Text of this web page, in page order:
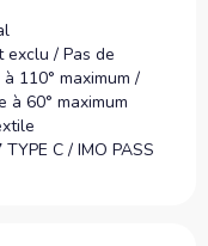
exclu / Pas de
110° maximum /
à 60° maximum
C / IMO PASS